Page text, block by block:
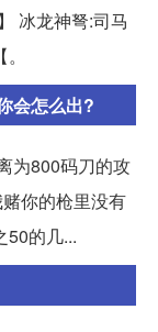
冰龙神弩:司马
会怎么出?
为800码刀的攻
你的枪里没有
50的几...